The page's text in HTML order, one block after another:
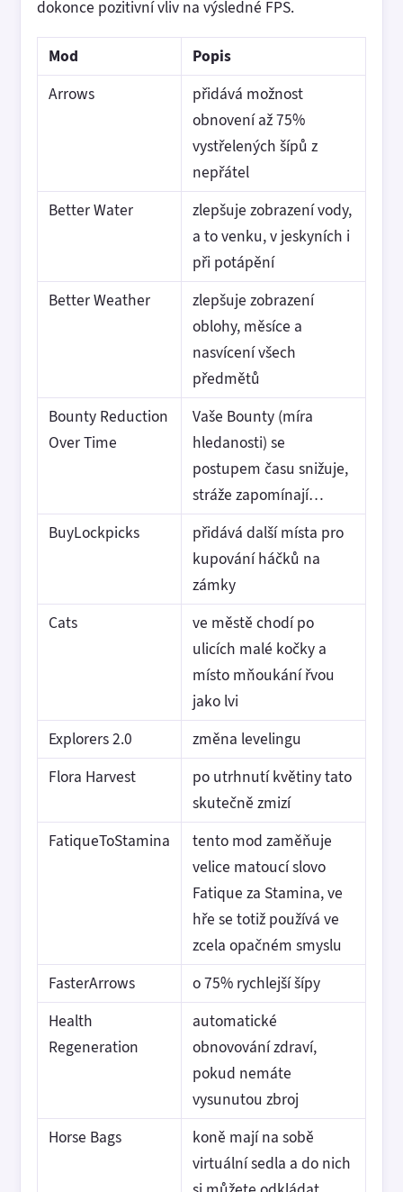
dokonce pozitivní vliv na výsledné FPS.
Mod
Popis
Arrows
přidává možnost
obnovení až 75%
vystřelených šípů z
nepřátel
Better Water
zlepšuje zobrazení vody,
a to venku, v jeskyních i
při potápění
Better Weather
zlepšuje zobrazení
oblohy, měsíce a
nasvícení všech
předmětů
Bounty Reduction
Over Time
Vaše Bounty (míra
hledanosti) se
postupem času snižuje,
stráže zapomínají…
BuyLockpicks
přidává další místa pro
kupování háčků na
zámky
Cats
ve městě chodí po
ulicích malé kočky a
místo mňoukání řvou
jako lvi
Explorers 2.0
změna levelingu
Flora Harvest
po utrhnutí květiny tato
skutečně zmizí
FatiqueToStamina
tento mod zaměňuje
velice matoucí slovo
Fatique za Stamina, ve
hře se totiž používá ve
zcela opačném smyslu
FasterArrows
o 75% rychlejší šípy
Health
Regeneration
automatické
obnovování zdraví,
pokud nemáte
vysunutou zbroj
Horse Bags
koně mají na sobě
virtuální sedla a do nich